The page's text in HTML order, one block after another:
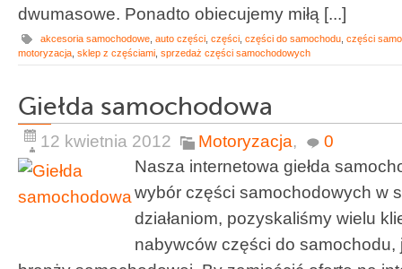
dwumasowe. Ponadto obiecujemy miłą [...]
akcesoria samochodowe auto części części części do samochodu części
motoryzacja sklep z częściami sprzedaż części samochodowych
Giełda samochodowa
12 kwietnia 2012 Motoryzacja,
0
Nasza internetowa giełda
wybór części samochodowych w
działaniom, pozyskaliśmy wielu
nabywców części do samochodu,